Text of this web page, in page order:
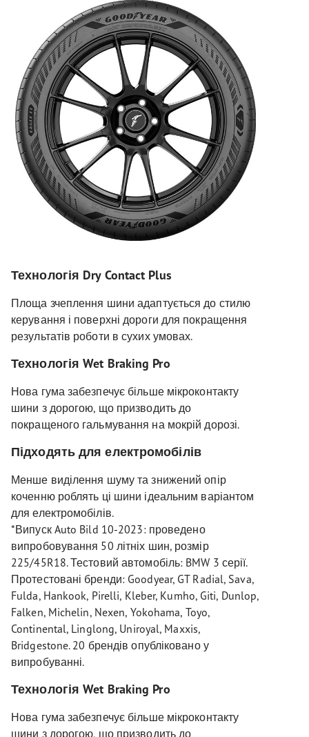
Технологія Dry Contact Plus
Площа зчеплення шини адаптується до стилю
керування і поверхні дороги для покращення
результатів роботи в сухих умовах.
Технологія Wet Braking Pro
Нова гума забезпечує більше мікроконтакту
шини з дорогою, що призводить до
покращеного гальмування на мокрій дорозі.
Підходять для електромобілів
Менше виділення шуму та знижений опір
коченню роблять ці шини ідеальним варіантом
для електромобілів.
*Випуск Auto Bild 10-2023: проведено
випробовування 50 літніх шин, розмір
225/45R18. Тестовий автомобіль: BMW 3 серії.
Протестовані бренди: Goodyear, GT Radial, Sava,
Fulda, Hankook, Pirelli, Kleber, Kumho, Giti, Dunlop,
Falken, Michelin, Nexen, Yokohama, Toyo,
Continental, Linglong, Uniroyal, Maxxis,
Bridgestone. 20 брендів опубліковано у
випробуванні.
Технологія Wet Braking Pro
Нова гума забезпечує більше мікроконтакту
шини з дорогою, що призводить до